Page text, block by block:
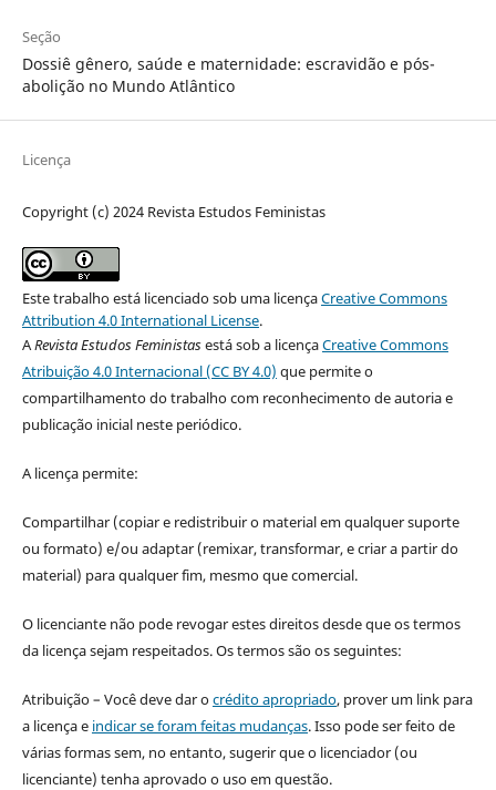
Seção
Dossiê gênero, saúde e maternidade: escravidão e pós-
abolição no Mundo Atlântico
Licença
Copyright (c) 2024 Revista Estudos Feministas
Este trabalho está licenciado sob uma licençaCreative Commons
Attribution 4.0 International License.
ARevista Estudos Feministasestá sob a licençaCreative Commons
Atribuição 4.0 Internacional (CC BY 4.0) que permite o
compartilhamento do trabalho com reconhecimento de autoria e
publicação inicial neste periódico.
A licença permite:
Compartilhar (copiar e redistribuir o material em qualquer suporte
ou formato) e/ou adaptar (remixar, transformar, e criar a partir do
material) para qualquer fim, mesmo que comercial.
O licenciante não pode revogar estes direitos desde que os termos
da licença sejam respeitados. Os termos são os seguintes:
Atribuição – Você deve dar ocrédito apropriado, prover um link para
a licença e indicar se foram feitas mudanças. Isso pode ser feito de
várias formas sem, no entanto, sugerir que o licenciador (ou
licenciante) tenha aprovado o uso em questão.